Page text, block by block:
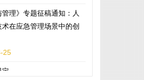
术在应急管理场景中的创